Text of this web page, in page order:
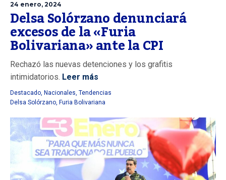
24 enero, 2024
Delsa Solórzano denunciará
excesos de la «Furia
Bolivariana» ante la CPI
Rechazó las nuevas detenciones y los grafitis
intimidatorios. Leer más
Destacado, Nacionales, Tendencias
Delsa Solórzano, Furia Bolivariana